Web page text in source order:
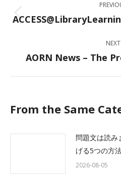
navigation
NEXT
AORN News – The
From the Same
問題文は読み
げる5つの方
2026-08-05